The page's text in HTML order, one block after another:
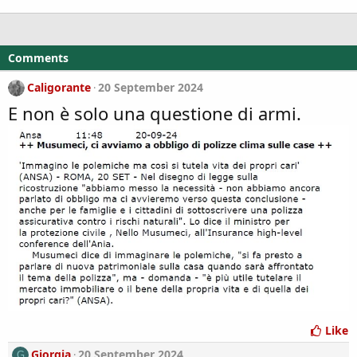
o
n
s
:
Comments
Caligorante 20 September 2024
E non è solo una questione di armi.
Like